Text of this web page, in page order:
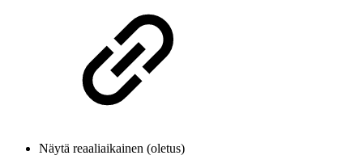
Näytä reaaliaikainen (oletus)